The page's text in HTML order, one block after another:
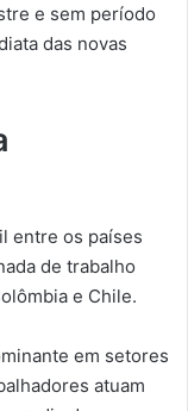
e sem período
das novas
entre os países
de trabalho
e Chile.
em setores
atuam